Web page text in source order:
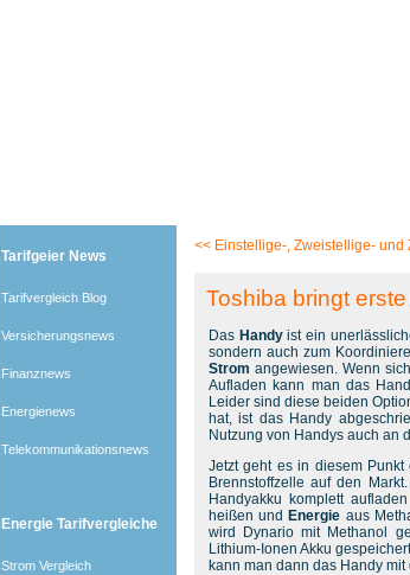
Tarifgeier News
Tarifvergleich Blog
Versicherungsnews
Finanznews
Energienews
Telekommunikationsnews
Energie Tarifvergleiche
Strom Vergleich
<< Einstellige-, Zweistellige-
Toshiba bringt
Das Handyist ein
sondern auch zum
Strom angewiesen. Wenn
Aufladen kann man das
Leider sind diese beiden
hat, ist das Handy
Nutzung von Handys auch an
Jetzt geht es in diesem
Brennstoffzelle auf den
Handyakku komplett
heißen und Energie aus
wird Dynario mit Methanol
Lithium-Ionen Akku
kann man dann das Handy mit